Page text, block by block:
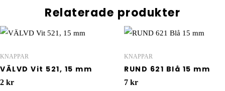
Relaterade produkter
KNAPPAR
VÄLVD Vit 521, 15 mm
2 kr
KNAPPAR
RUND 621 Blå 15 mm
7 kr